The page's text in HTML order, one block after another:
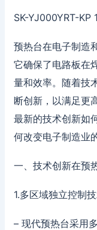
SK-YJ000YRT-KP
预热台在电子制造
它确保了电路板在
量和效率。随着技
断创新，以满足更
最新的技术创新如
何改变电子制造业
一、技术创新在预
1.多区域独立控制技
– 现代预热台采用